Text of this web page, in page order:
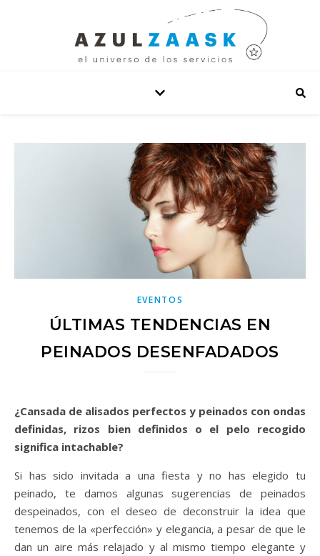
EVENTOS
ÚLTIMAS TENDENCIAS EN
PEINADOS DESENFADADOS
¿Cansada de alisados perfectos y peinados con ondas
definidas, rizos bien definidos o el pelo recogido
significa intachable?
Si has sido invitada a una fiesta y no has elegido tu
peinado, te damos algunas sugerencias de peinados
despeinados, con el deseo de deconstruir la idea que
tenemos de la «perfección» y elegancia, a pesar de que le
dan un aire más relajado y al mismo tiempo elegante y